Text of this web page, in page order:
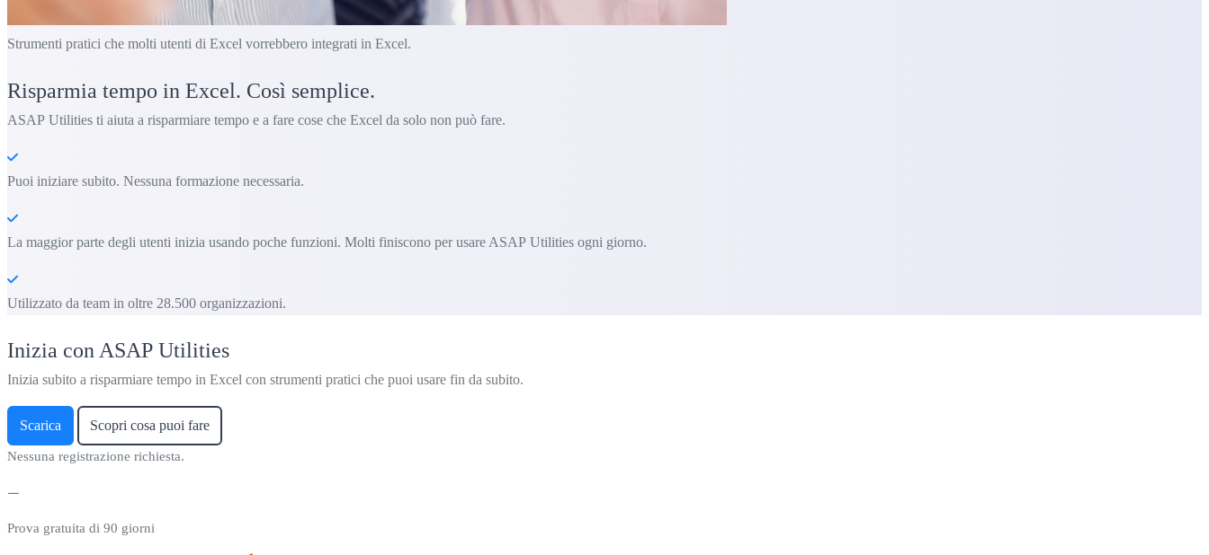
Strumenti pratici che molti utenti di Excel vorrebbero integrati in Excel.
Risparmia tempo in Excel. Così semplice.
ASAP Utilities ti aiuta a risparmiare tempo e a fare cose che Excel da solo non può fare.
Puoi iniziare subito. Nessuna formazione necessaria.
La maggior parte degli utenti inizia usando poche funzioni. Molti finiscono per usare ASAP Utilities ogni giorno.
Utilizzato da team in oltre 28.500 organizzazioni.
Inizia con ASAP Utilities
Inizia subito a risparmiare tempo in Excel con strumenti pratici che puoi usare fin da subito.
Scarica Scopri cosa puoi fare
Nessuna registrazione richiesta.
Prova gratuita di 90 giorni